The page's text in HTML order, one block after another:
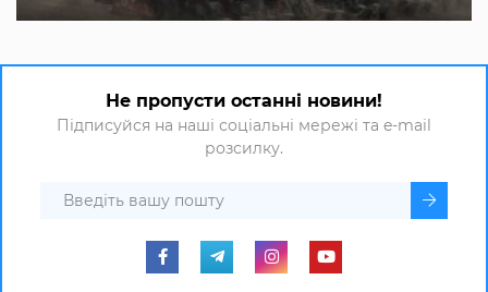
Не пропусти останні новини!
Підписуйся на наші соціальні мережі та e-mail
розсилку.